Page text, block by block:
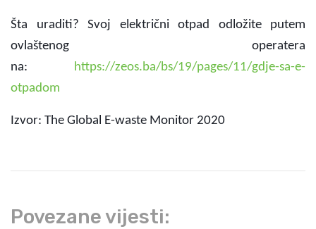
Šta uraditi? Svoj električni otpad odložite putem
ovlaštenog operatera
na: https://zeos.ba/bs/19/pages/11/gdje-sa-e-
otpadom
Izvor: The Global E-waste Monitor 2020
Povezane vijesti: